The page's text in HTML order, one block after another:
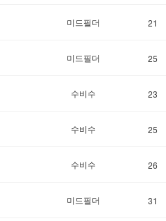
미드필더 21
미드필더 25
수비수 23
수비수 25
수비수 26
미드필더 31